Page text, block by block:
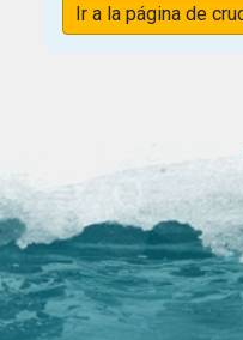
Ir a la página de